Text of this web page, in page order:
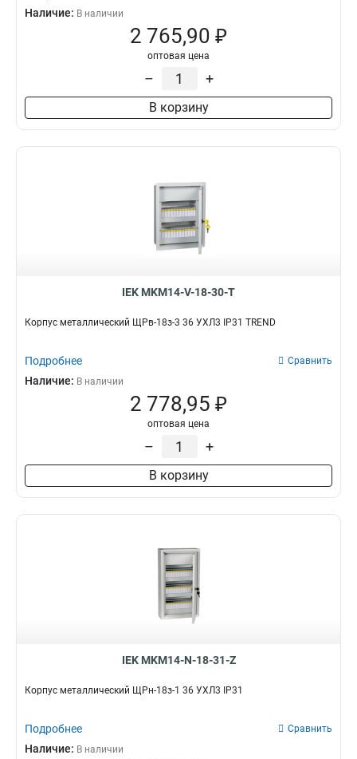
Наличие: В наличии
2 765,90 ₽
оптовая цена
– +
В корзину
IEK MKM14-V-18-30-T
Корпус металлический ЩРв-18з-3 36 УХЛ3 IP31 TREND
Подробнее Сравнить
Наличие: В наличии
2 778,95 ₽
оптовая цена
– +
В корзину
IEK MKM14-N-18-31-Z
Корпус металлический ЩРн-18з-1 36 УХЛ3 IP31
Подробнее Сравнить
Наличие: В наличии